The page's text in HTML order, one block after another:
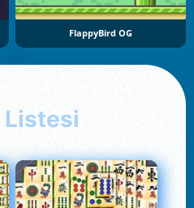
FlappyBird OG
Listesi